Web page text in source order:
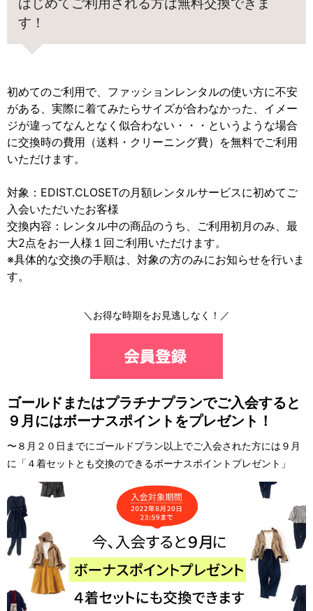
す！
初めてのご利用で、ファッションレンタルの使い方に不安
がある、実際に着てみたらサイズが合わなかった、イメー
ジが違ってなんとなく似合わない・・・というような場合
に交換時の費用（送料・クリーニング費）を無料でご利用
いただけます。
対象：EDIST.CLOSETの月額レンタルサービスに初めてご
入会いただいたお客様
交換内容：レンタル中の商品のうち、ご利用初月のみ、最
大2点をお一人様１回ご利用いただけます。
※具体的な交換の手順は、対象の方のみにお知らせを行いま
す。
＼お得な時期をお見逃しなく！／
ゴールドまたはプラチナプランでご入会すると
９月にはボーナスポイントをプレゼント！
〜８月２０日までにゴールドプラン以上でご入会された方には９月
に 「４着セットとも交換のできるボーナスポイントプレゼント」